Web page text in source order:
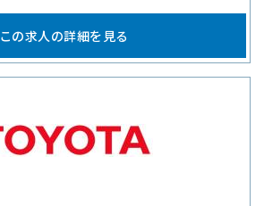
この求人の詳細を見る